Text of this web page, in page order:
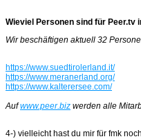
Wieviel Personen sind für Peer.tv
Wir beschäftigen aktuell 32
https://www.suedtirolerland.it/
https://www.meranerland.org/
https://www.kalterersee.com/
Aufwww.peer.biz werden alle
4-) vielleicht hast du mir für fmk